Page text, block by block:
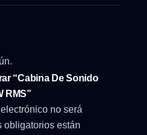
“Cabina De Sonido
RMS”
no será
obligatorios están